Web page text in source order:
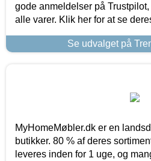
gode anmeldelser på
alle varer. Klik her for at se
Se udvalget på
MyHomeMøbler.dk er en
butikker. 80 % af deres
leveres inden for 1 uge, og